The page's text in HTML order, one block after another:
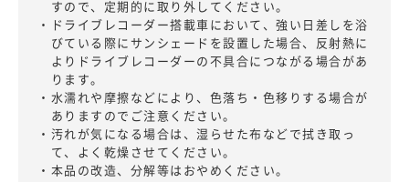
すので、定期的に取り外してください。
・ドライブレコーダー搭載車において、強い日差しを浴
びている際にサンシェードを設置した場合、反射熱に
よりドライブレコーダーの不具合につながる場合があ
ります。
・水濡れや摩擦などにより、色落ち・色移りする場合が
ありますのでご注意ください。
・汚れが気になる場合は、湿らせた布などで拭き取っ
て、よく乾燥させてください。
・本品の改造、分解等はおやめください。